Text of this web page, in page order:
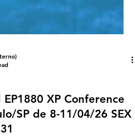
XP Conference
SP de 8-11/04/26 SEX